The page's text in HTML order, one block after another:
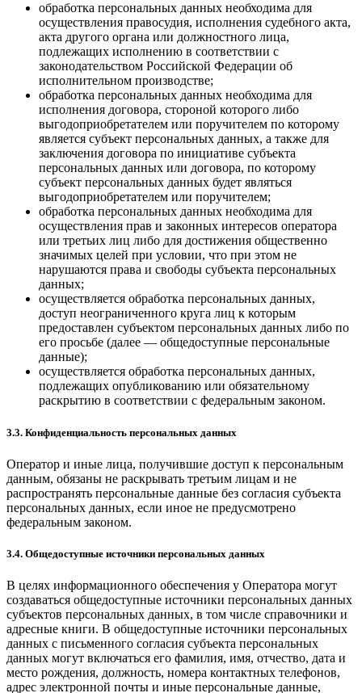
обработка персональных данных необходима для
осуществления правосудия, исполнения судебного акта,
акта другого органа или должностного лица,
подлежащих исполнению в соответствии с
законодательством Российской Федерации об
исполнительном производстве;
обработка персональных данных необходима для
исполнения договора, стороной которого либо
выгодоприобретателем или поручителем по которому
является субъект персональных данных, а также для
заключения договора по инициативе субъекта
персональных данных или договора, по которому
субъект персональных данных будет являться
выгодоприобретателем или поручителем;
обработка персональных данных необходима для
осуществления прав и законных интересов оператора
или третьих лиц либо для достижения общественно
значимых целей при условии, что при этом не
нарушаются права и свободы субъекта персональных
данных;
осуществляется обработка персональных данных,
доступ неограниченного круга лиц к которым
предоставлен субъектом персональных данных либо по
его просьбе (далее — общедоступные персональные
данные);
осуществляется обработка персональных данных,
подлежащих опубликованию или обязательному
раскрытию в соответствии с федеральным законом.
3.3. Конфиденциальность персональных данных
Оператор и иные лица, получившие доступ к персональным
данным, обязаны не раскрывать третьим лицам и не
распространять персональные данные без согласия субъекта
персональных данных, если иное не предусмотрено
федеральным законом.
3.4. Общедоступные источники персональных данных
В целях информационного обеспечения у Оператора могут
создаваться общедоступные источники персональных данных
субъектов персональных данных, в том числе справочники и
адресные книги. В общедоступные источники персональных
данных с письменного согласия субъекта персональных
данных могут включаться его фамилия, имя, отчество, дата и
место рождения, должность, номера контактных телефонов,
адрес электронной почты и иные персональные данные,